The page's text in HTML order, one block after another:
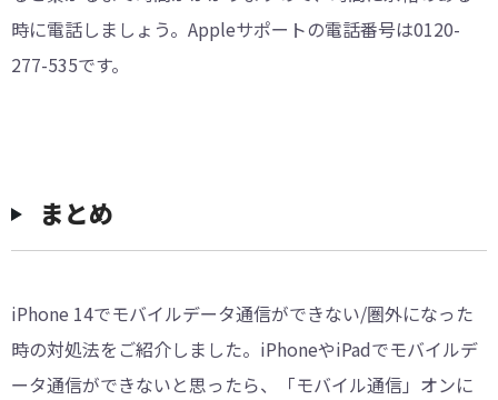
時に電話しましょう。Appleサポートの電話番号は0120-
277-535です。
まとめ
iPhone 14でモバイルデータ通信ができない/圏外になった
時の対処法をご紹介しました。iPhoneやiPadでモバイルデ
ータ通信ができないと思ったら、「モバイル通信」オンに